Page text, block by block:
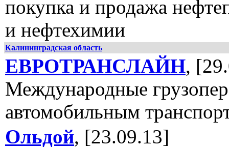
покупка и продажа
и нефтехимии
Калининградская область
ЕВРОТРАНСЛАЙН,
Международные
автомобильным
Ольдой, [23.09.13]